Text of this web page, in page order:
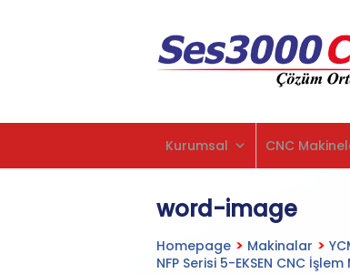
Kurumsal
CNC
word-image
Homepage > Makinalar >
NFP Serisi 5-EKSEN CNC